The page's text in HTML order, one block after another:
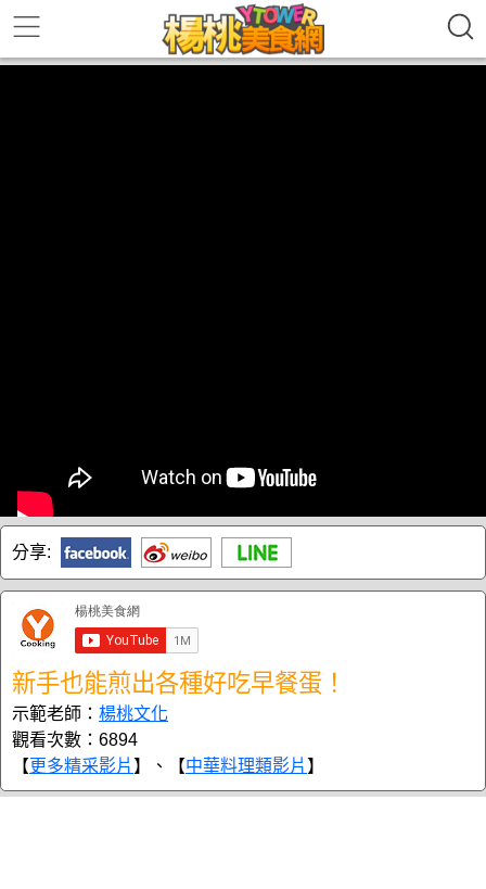
分享:
新手也能煎出各種好吃早餐蛋！
示範老師： 楊桃文化
觀看次數：6894
【更多精采影片 】、【中華料理類影片 】